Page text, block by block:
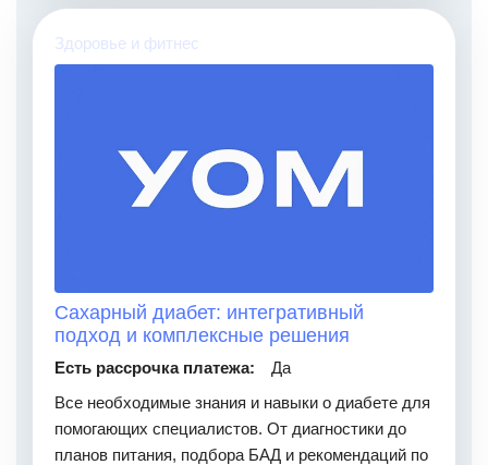
Здоровье и фитнес
Сахарный диабет: интегративный
подход и комплексные решения
Есть рассрочка платежа:
Да
Все необходимые знания и навыки о диабете для
помогающих специалистов. От диагностики до
планов питания, подбора БАД и рекомендаций по